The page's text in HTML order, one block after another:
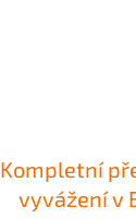
Kompletní
vyvážení v